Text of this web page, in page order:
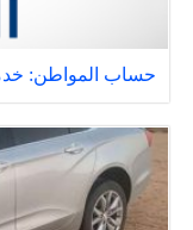
حساب المواطن: